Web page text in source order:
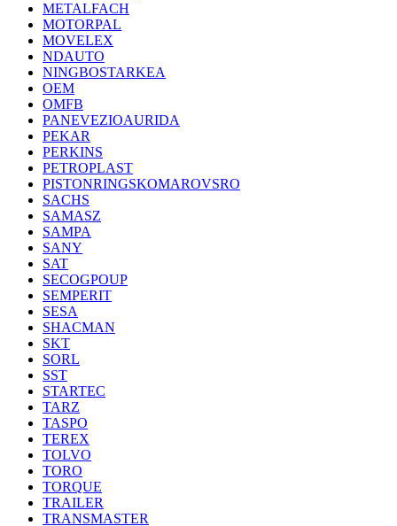
METALFACH
MOTORPAL
MOVELEX
NDAUTO
NINGBOSTARKEA
OEM
OMFB
PANEVEZIOAURIDA
PEKAR
PERKINS
PETROPLAST
PISTONRINGSKOMAROVSRO
SACHS
SAMASZ
SAMPA
SANY
SAT
SECOGPOUP
SEMPERIT
SESA
SHACMAN
SKT
SORL
SST
STARTEC
TARZ
TASPO
TEREX
TOLVO
TORO
TORQUE
TRAILER
TRANSMASTER